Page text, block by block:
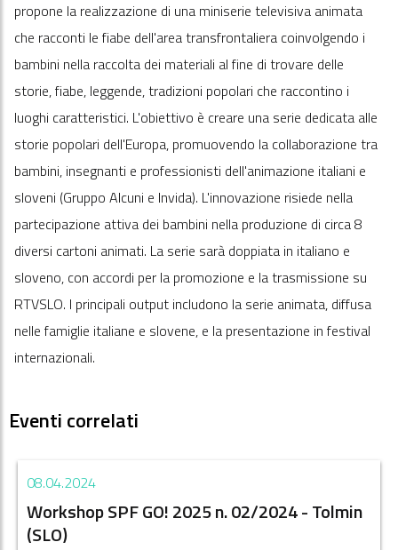
propone la realizzazione di una miniserie televisiva animata
che racconti le fiabe dell'area transfrontaliera coinvolgendo i
bambini nella raccolta dei materiali al fine di trovare delle
storie, fiabe, leggende, tradizioni popolari che raccontino i
luoghi caratteristici. L'obiettivo è creare una serie dedicata alle
storie popolari dell'Europa, promuovendo la collaborazione tra
bambini, insegnanti e professionisti dell'animazione italiani e
sloveni (Gruppo Alcuni e Invida). L'innovazione risiede nella
partecipazione attiva dei bambini nella produzione di circa 8
diversi cartoni animati. La serie sarà doppiata in italiano e
sloveno, con accordi per la promozione e la trasmissione su
RTVSLO. I principali output includono la serie animata, diffusa
nelle famiglie italiane e slovene, e la presentazione in festival
internazionali.
Eventi correlati
08.04.2024
Workshop SPF GO! 2025 n. 02/2024 - Tolmin
(SLO)